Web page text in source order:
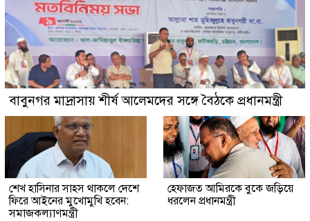
বাবুনগর মাদ্রাসায় শীর্ষ আলেমদের সঙ্গে বৈঠকে প্রধানমন্ত্রী
শেখ হাসিনার সাহস থাকলে দেশে
ফিরে আইনের মুখোমুখি হবেন:
সমাজকল্যাণমন্ত্রী
হেফাজত আমিরকে বুকে জড়িয়ে
ধরলেন প্রধানমন্ত্রী